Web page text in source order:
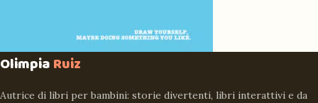
OlimpiaRuiz
Autrice di libri per bambini: storie divertenti, libri interattivi e da